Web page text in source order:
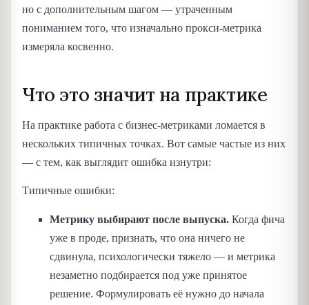
но с дополнительным шагом — утраченным
пониманием того, что изначально прокси-метрика
измеряла косвенно.
Что это значит на практике
На практике работа с бизнес-метриками ломается в
нескольких типичных точках. Вот самые частые из них
— с тем, как выглядит ошибка изнутри:
Типичные ошибки:
Метрику выбирают после выпуска. Когда фича
уже в проде, признать, что она ничего не
сдвинула, психологически тяжело — и метрика
незаметно подбирается под уже принятое
решение. Формулировать её нужно до начала